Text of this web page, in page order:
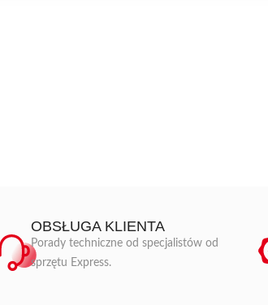
OBSŁUGA KLIENTA
Porady techniczne od specjalistów od
sprzętu Express.